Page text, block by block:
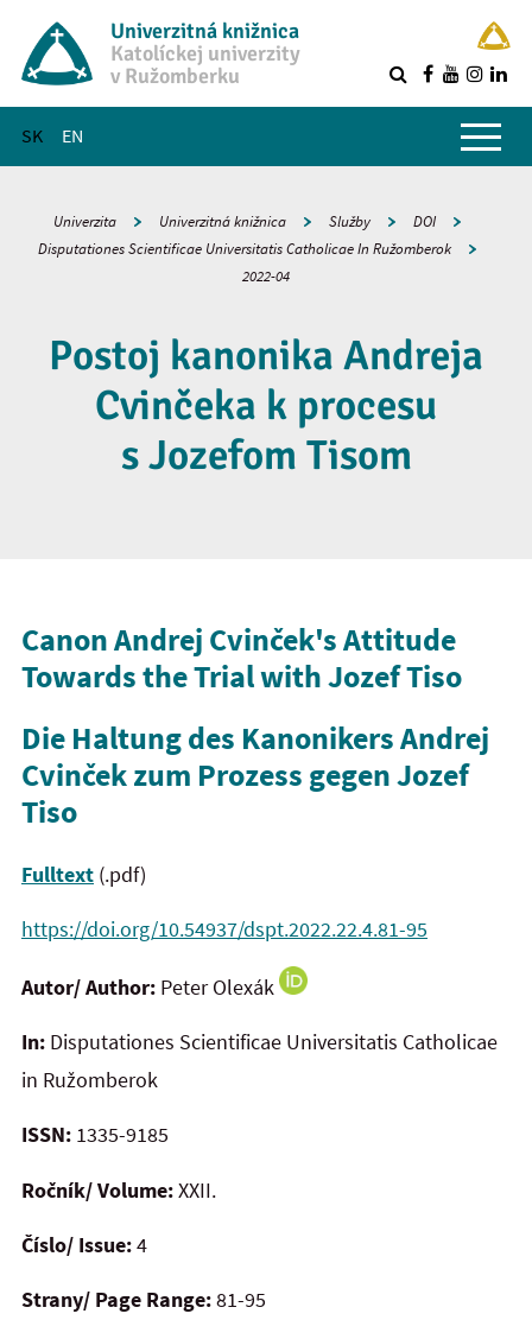
Univerzitná knižnica
Katolíckej univerzity
v Ružomberku
SK EN
Hlavné menu
Univerzita Univerzitná knižnica Služby
DOI
Disputationes Scientificae Universitatis Catholicae In Ružomberok
2022-04
Postoj kanonika Andreja
Cvinčeka k procesu
s Jozefom Tisom
Canon Andrej Cvinček's Attitude
Towards the Trial with Jozef Tiso
Die Haltung des Kanonikers Andrej
Cvinček zum Prozess gegen Jozef
Tiso
Fulltext (.pdf)
https://doi.org/10.54937/dspt.2022.22.4.81-95
Autor/ Author: Peter Olexák
In: Disputationes Scientificae Universitatis Catholicae
in Ružomberok
ISSN: 1335-9185
Ročník/ Volume:XXII.
Číslo/ Issue:4
Strany/ Page Range:81-95